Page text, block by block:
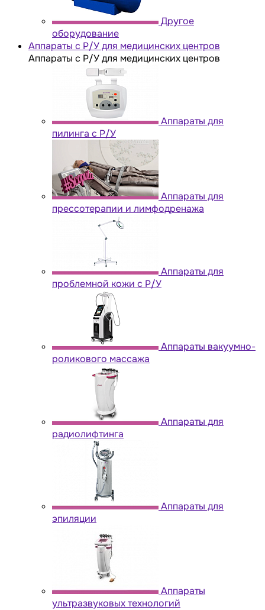
Другое
оборудование
Аппараты с Р/У для медицинских центров
Аппараты с Р/У для медицинских центров
Аппараты для
пилинга с Р/У
Аппараты для
прессотерапии и лимфодренажа
Аппараты для
проблемной кожи с Р/У
Аппараты вакуумно-
роликового массажа
Аппараты для
радиолифтинга
Аппараты для
эпиляции
Аппараты
ультразвуковых технологий